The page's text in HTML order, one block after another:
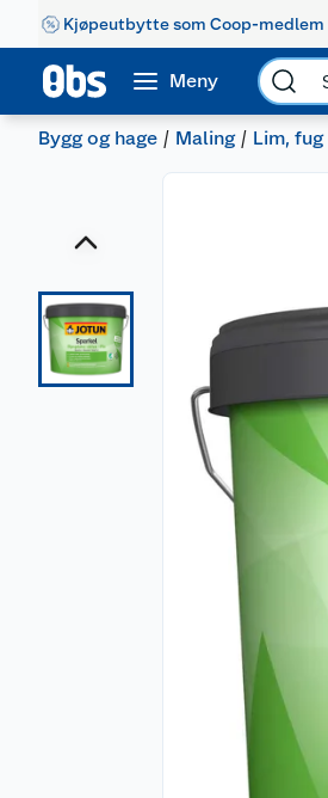
Kjøpeutbytte som Coop-medlem
Meny
Bygg og hage Maling Lim,